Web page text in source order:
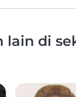
lain di